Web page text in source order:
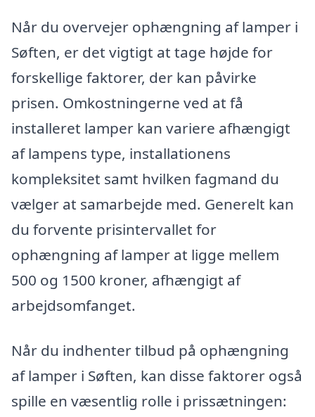
Når du overvejer ophængning af lamper i
Søften, er det vigtigt at tage højde for
forskellige faktorer, der kan påvirke
prisen. Omkostningerne ved at få
installeret lamper kan variere afhængigt
af lampens type, installationens
kompleksitet samt hvilken fagmand du
vælger at samarbejde med. Generelt kan
du forvente prisintervallet for
ophængning af lamper at ligge mellem
500 og 1500 kroner, afhængigt af
arbejdsomfanget.
Når du indhenter tilbud på ophængning
af lamper i Søften, kan disse faktorer også
spille en væsentlig rolle i prissætningen: